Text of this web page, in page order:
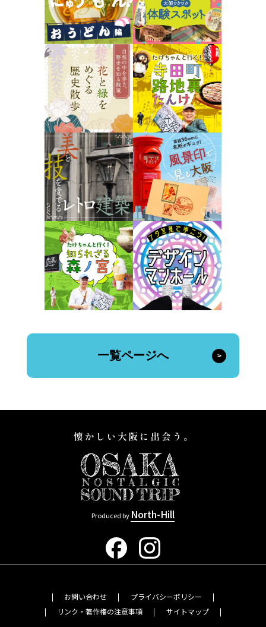
一覧ページへ
Produced by North-Hill
お問い合わせ
プライバシーポリシー
リンク・著作権の注意事項
サイトマップ